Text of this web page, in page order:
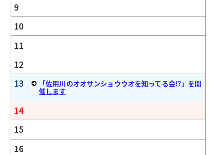
9
10
11
12
13
「佐用川のオオサンショウウオを知ってる会⁉」を開
催します
14
15
16